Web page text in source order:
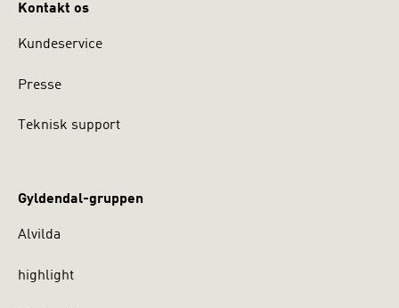
Kontakt os
Kundeservice
Presse
Teknisk support
Gyldendal-gruppen
Alvilda
highlight